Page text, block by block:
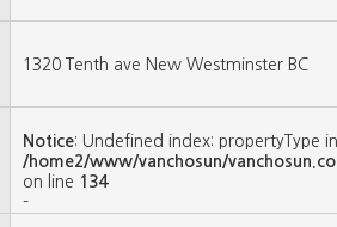
1320 Tenth ave New Westminster BC
Notice: Undefined index: propertyType in
/home2/www/vanchosun/
on line 134
-